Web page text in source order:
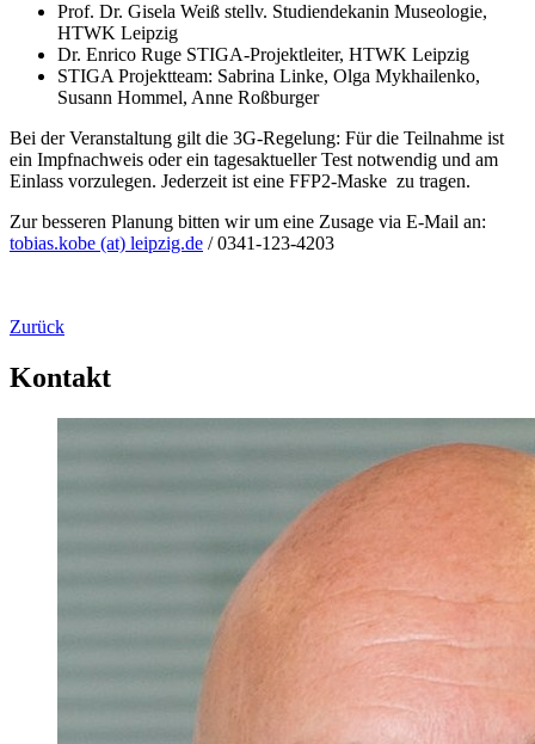
Prof. Dr. Gisela Weiß stellv. Studiendekanin Museologie,
HTWK Leipzig
Dr. Enrico Ruge STIGA-Projektleiter, HTWK Leipzig
STIGA Projektteam: Sabrina Linke, Olga Mykhailenko,
Susann Hommel, Anne Roßburger
Bei der Veranstaltung gilt die 3G-Regelung: Für die Teilnahme ist
ein Impfnachweis oder ein tagesaktueller Test notwendig und am
Einlass vorzulegen. Jederzeit ist eine FFP2-Maske zu tragen.
Zur besseren Planung bitten wir um eine Zusage via E-Mail an:
tobias.kobe (at) leipzig.de / 0341-123-4203
Zurück
Kontakt